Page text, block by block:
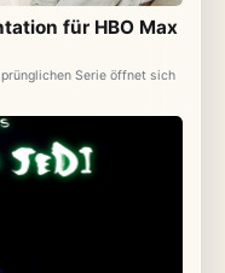
für HBO Max
Serie öffnet sich